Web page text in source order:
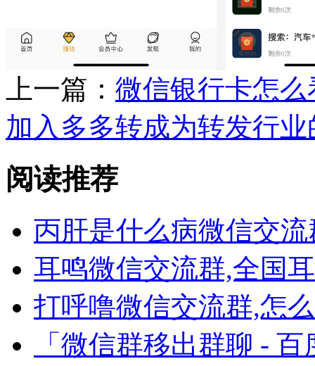
上一篇： 微信银行卡怎
加入多多转成为转发行
阅读推荐
丙肝是什么病微信交
耳鸣微信交流群,全国
打呼噜微信交流群,怎
「微信群移出群聊 -